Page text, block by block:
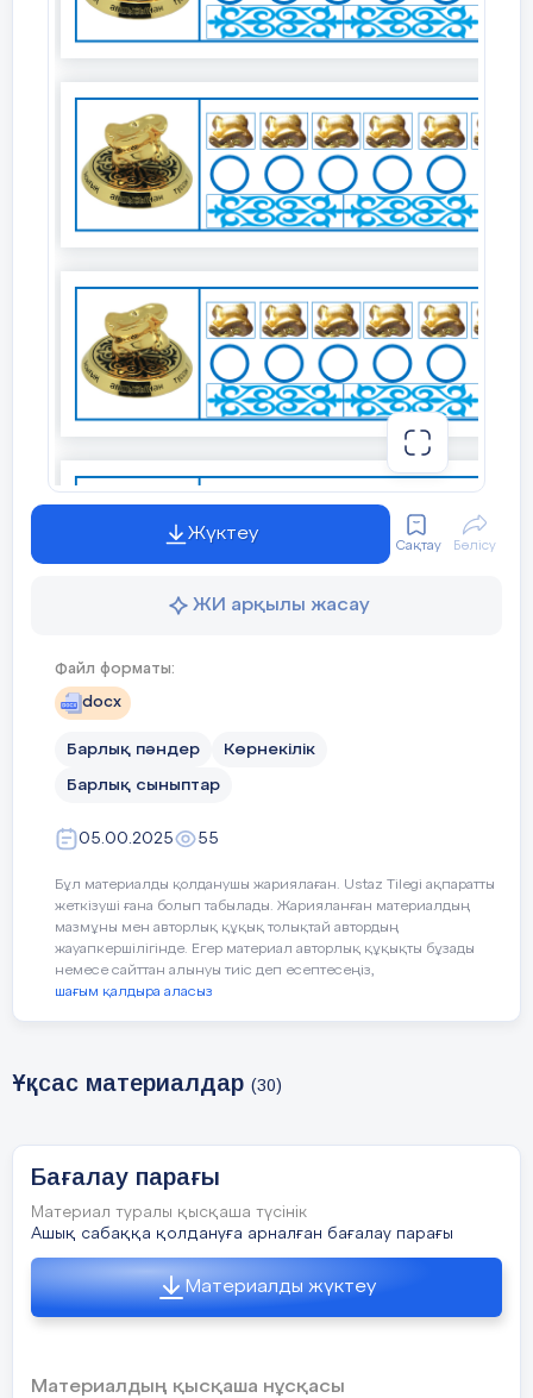
Жүктеу
Сақтау Бөлісу
ЖИ арқылы жасау
Файл форматы:
docx
Барлық пәндер Көрнекілік
Барлық сыныптар
05.00.2025 55
Бұл материалды қолданушы жариялаған. Ustaz Tilegi ақпаратты
жеткізуші ғана болып табылады. Жарияланған материалдың
мазмұны мен авторлық құқық толықтай автордың
жауапкершілігінде. Егер материал авторлық құқықты бұзады
немесе сайттан алынуы тиіс деп есептесеңіз,
шағым қалдыра аласыз
Ұқсас материалдар (30)
Бағалау парағы
Материал туралы қысқаша түсінік
Ашық сабаққа қолдануға арналған бағалау парағы
Материалды жүктеу
Материалдың қысқаша нұсқасы